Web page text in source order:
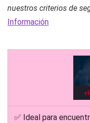
nuestros criterios de
Información
✅ Ideal para